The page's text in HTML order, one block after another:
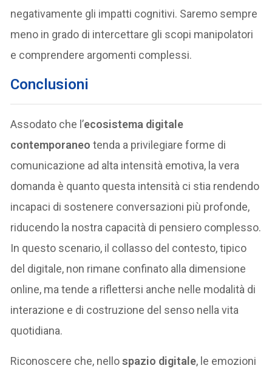
negativamente gli impatti cognitivi. Saremo sempre
meno in grado di intercettare gli scopi manipolatori
e comprendere argomenti complessi.
Conclusioni
Assodato che l’ecosistema digitale
contemporaneo tenda a privilegiare forme di
comunicazione ad alta intensità emotiva, la vera
domanda è quanto questa intensità ci stia rendendo
incapaci di sostenere conversazioni più profonde,
riducendo la nostra capacità di pensiero complesso.
In questo scenario, il collasso del contesto, tipico
del digitale, non rimane confinato alla dimensione
online, ma tende a riflettersi anche nelle modalità di
interazione e di costruzione del senso nella vita
quotidiana.
Riconoscere che, nellospazio digitale, le emozioni